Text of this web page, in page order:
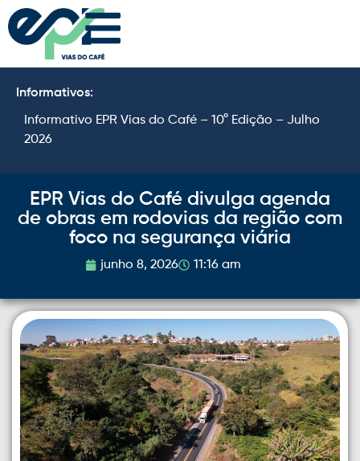
Informativos:
Informativo EPR Vias do Café – 10° Edição – Julho
2026
EPR Vias do Café divulga agenda
de obras em rodovias da região com
foco na segurança viária
junho 8, 2026 11:16 am